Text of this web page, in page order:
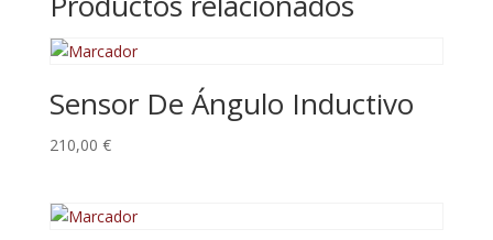
Sensor De Ángulo Inductivo
210,00 €